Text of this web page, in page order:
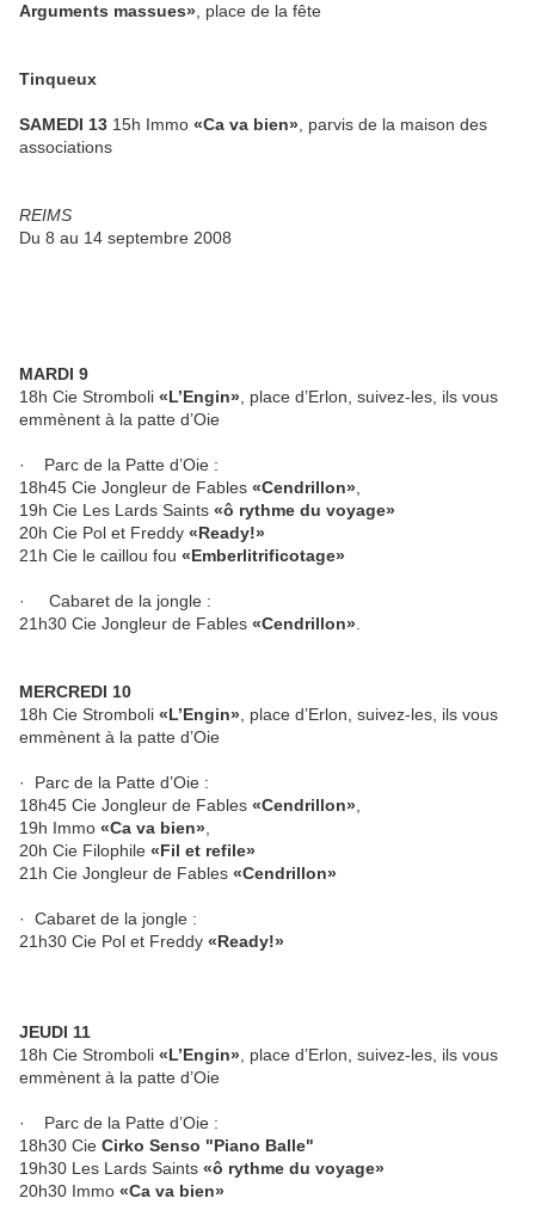
Arguments massues» , place de la fête
Tinqueux
SAMEDI 13 15h Immo «Ca va bien» , parvis de la maison des
associations
REIMS
Du 8 au 14 septembre 2008
MARDI 9
18h Cie Stromboli «L’Engin» , place d’Erlon, suivez-les, ils vous
emmènent à la patte d’Oie
· Parc de la Patte d’Oie :
18h45 Cie Jongleur de Fables «Cendrillon»
19h Cie Les Lards Saints «ô rythme du voyage»
20h Cie Pol et Freddy «Ready!»
21h Cie le caillou fou «Emberlitrificotage»
· Cabaret de la jongle :
21h30 Cie Jongleur de Fables «Cendrillon»
MERCREDI 10
18h Cie Stromboli «L’Engin» , place d’Erlon, suivez-les, ils vous
emmènent à la patte d’Oie
· Parc de la Patte d’Oie :
18h45 Cie Jongleur de Fables «Cendrillon»
19h Immo «Ca va bien»
20h Cie Filophile «Fil et refile»
21h Cie Jongleur de Fables «Cendrillon»
· Cabaret de la jongle :
21h30 Cie Pol et Freddy «Ready!»
JEUDI 11
18h Cie Stromboli «L’Engin» , place d’Erlon, suivez-les, ils vous
emmènent à la patte d’Oie
· Parc de la Patte d’Oie :
18h30 Cie Cirko Senso "Piano Balle"
19h30 Les Lards Saints «ô rythme du voyage»
20h30 Immo «Ca va bien»